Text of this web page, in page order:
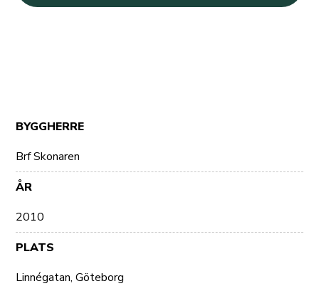
BYGGHERRE
Brf Skonaren
ÅR
2010
PLATS
Linnégatan, Göteborg